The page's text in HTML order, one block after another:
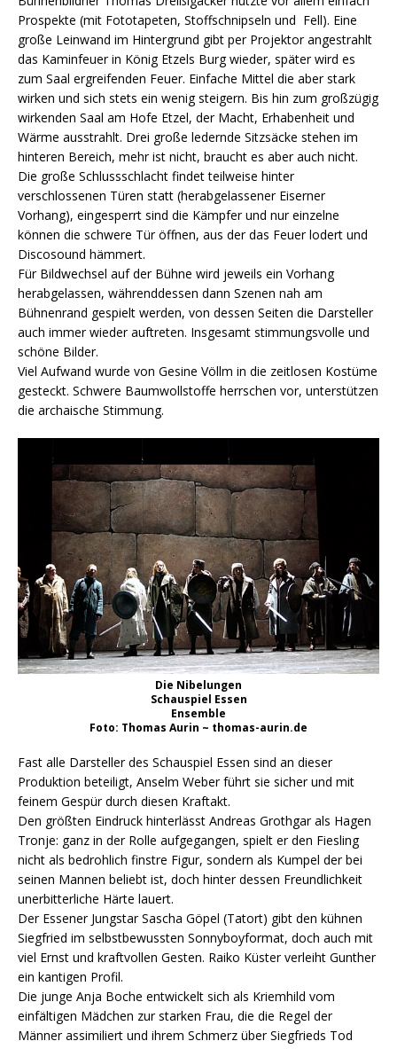
Prospekte (mit Fototapeten, Stoffschnipseln und Fell). Eine
große Leinwand im Hintergrund gibt per Projektor angestrahlt
das Kaminfeuer in König Etzels Burg wieder, später wird es
zum Saal ergreifenden Feuer. Einfache Mittel die aber stark
wirken und sich stets ein wenig steigern. Bis hin zum großzügig
wirkenden Saal am Hofe Etzel, der Macht, Erhabenheit und
Wärme ausstrahlt. Drei große ledernde Sitzsäcke stehen im
hinteren Bereich, mehr ist nicht, braucht es aber auch nicht.
Die große Schlussschlacht findet teilweise hinter
verschlossenen Türen statt (herabgelassener Eiserner
Vorhang), eingesperrt sind die Kämpfer und nur einzelne
können die schwere Tür öffnen, aus der das Feuer lodert und
Discosound hämmert.
Für Bildwechsel auf der Bühne wird jeweils ein Vorhang
herabgelassen, währenddessen dann Szenen nah am
Bühnenrand gespielt werden, von dessen Seiten die Darsteller
auch immer wieder auftreten. Insgesamt stimmungsvolle und
schöne Bilder.
Viel Aufwand wurde von Gesine Völlm in die zeitlosen Kostüme
gesteckt. Schwere Baumwollstoffe herrschen vor, unterstützen
die archaische Stimmung.
Die Nibelungen
Schauspiel Essen
Ensemble
Foto: Thomas Aurin ~ thomas-aurin.de
Fast alle Darsteller des Schauspiel Essen sind an dieser
Produktion beteiligt, Anselm Weber führt sie sicher und mit
feinem Gespür durch diesen Kraftakt.
Den größten Eindruck hinterlässt Andreas Grothgar als Hagen
Tronje: ganz in der Rolle aufgegangen, spielt er den Fiesling
nicht als bedrohlich finstre Figur, sondern als Kumpel der bei
seinen Mannen beliebt ist, doch hinter dessen Freundlichkeit
unerbitterliche Härte lauert.
Der Essener Jungstar Sascha Göpel (Tatort) gibt den kühnen
Siegfried im selbstbewussten Sonnyboyformat, doch auch mit
viel Ernst und kraftvollen Gesten. Raiko Küster verleiht Gunther
ein kantigen Profil.
Die junge Anja Boche entwickelt sich als Kriemhild vom
einfältigen Mädchen zur starken Frau, die die Regel der
Männer assimiliert und ihrem Schmerz über Siegfrieds Tod